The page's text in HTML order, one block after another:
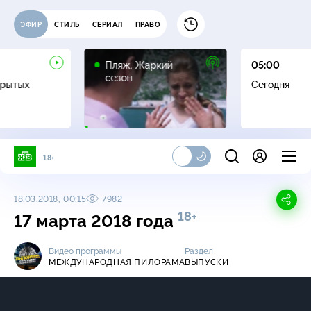
ЭФИР СТИЛЬ СЕРИАЛ ПРАВО
Пляж. Жаркий
сезон
16+
05:00
Сегодня
18+
18.03.2018, 00:15 7982
17 марта 2018 года 18+
Видео программы
МЕЖДУНАРОДНАЯ ПИЛОРАМА
Раздел
ВЫПУСКИ